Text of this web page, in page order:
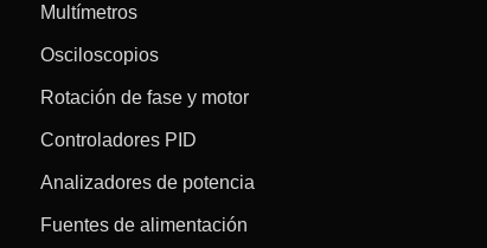
Multímetros
Osciloscopios
Rotación de fase y motor
Controladores PID
Analizadores de potencia
Fuentes de alimentación